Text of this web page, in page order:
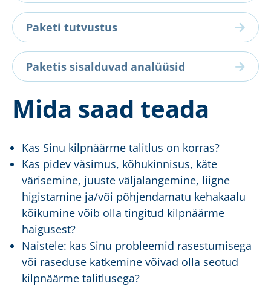
Paketi tutvustus
Paketis sisalduvad analüüsid
Mida saad teada
Kas Sinu kilpnäärme talitlus on korras?
Kas pidev väsimus, kõhukinnisus, käte
värisemine, juuste väljalangemine, liigne
higistamine ja/või põhjendamatu kehakaalu
kõikumine võib olla tingitud kilpnäärme
haigusest?
Naistele: kas Sinu probleemid rasestumisega
või raseduse katkemine võivad olla seotud
kilpnäärme talitlusega?